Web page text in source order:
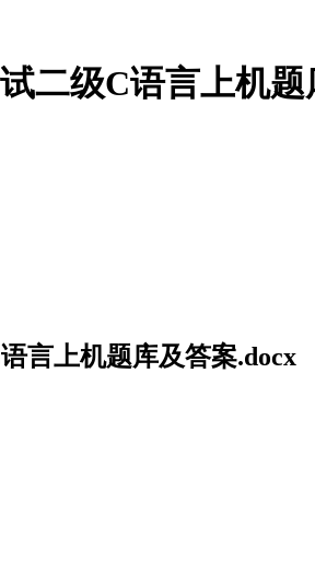
二级C语言上机
言上机题库及答案.docx